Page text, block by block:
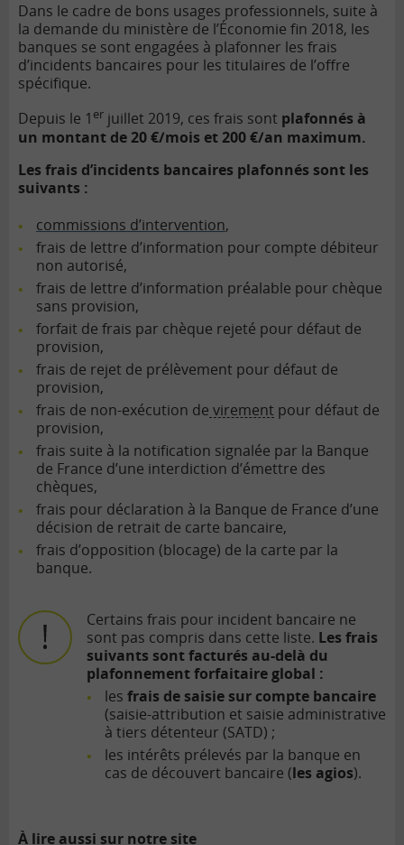
Dans le cadre de bons usages professionnels, suite à
la demande du ministère de l’Économie fin 2018, les
banques se sont engagées à plafonner les frais
d’incidents bancaires pour les titulaires de l’offre
spécifique.
Depuis le 1 er juillet 2019, ces frais sont plafonnés à
un montant de 20 €/mois et 200 €/an maximum.
Les frais d’incidents bancaires plafonnés sont les
suivants :
commissions d’intervention,
frais de lettre d’information pour compte débiteur
non autorisé,
frais de lettre d’information préalable pour chèque
sans provision,
forfait de frais par chèque rejeté pour défaut de
provision,
frais de rejet de prélèvement pour défaut de
provision,
frais de non-exécution de virement pour défaut de
provision,
frais suite à la notification signalée par la Banque
de France d’une interdiction d’émettre des
chèques,
frais pour déclaration à la Banque de France d’une
décision de retrait de carte bancaire,
frais d’opposition (blocage) de la carte par la
banque.
Certains frais pour incident bancaire ne
sont pas compris dans cette liste. Les frais
suivants sont facturés au-delà du
plafonnement forfaitaire global :
les frais de saisie sur compte bancaire
(saisie-attribution et saisie administrative
à tiers détenteur (SATD) ;
les intérêts prélevés par la banque en
cas de découvert bancaire (les agios).
À lire aussi sur notre site